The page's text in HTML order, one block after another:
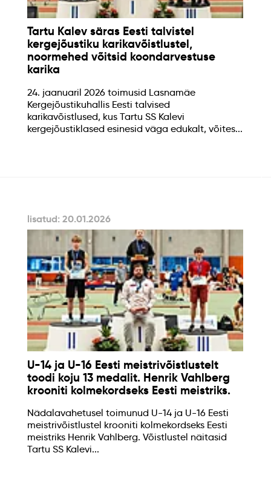
Tartu Kalev säras Eesti talvistel
kergejõustiku karikavõistlustel,
noormehed võitsid koondarvestuse
karika
24. jaanuaril 2026 toimusid Lasnamäe
Kergejõustikuhallis Eesti talvised
karikavõistlused, kus Tartu SS Kalevi
kergejõustiklased esinesid väga edukalt, võites...
lisatud: 20.01.2026
U-14 ja U-16 Eesti meistrivõistlustelt
toodi koju 13 medalit. Henrik Vahlberg
krooniti kolmekordseks Eesti meistriks.
Nädalavahetusel toimunud U-14 ja U-16 Eesti
meistrivõistlustel krooniti kolmekordseks Eesti
meistriks Henrik Vahlberg. Võistlustel näitasid
Tartu SS Kalevi...